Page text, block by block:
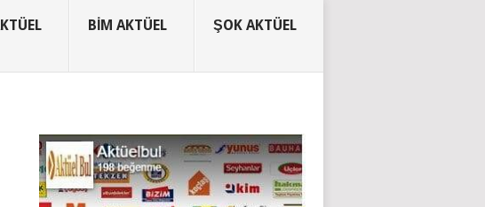
BIM AKTÜEL ŞOK AKTÜEL